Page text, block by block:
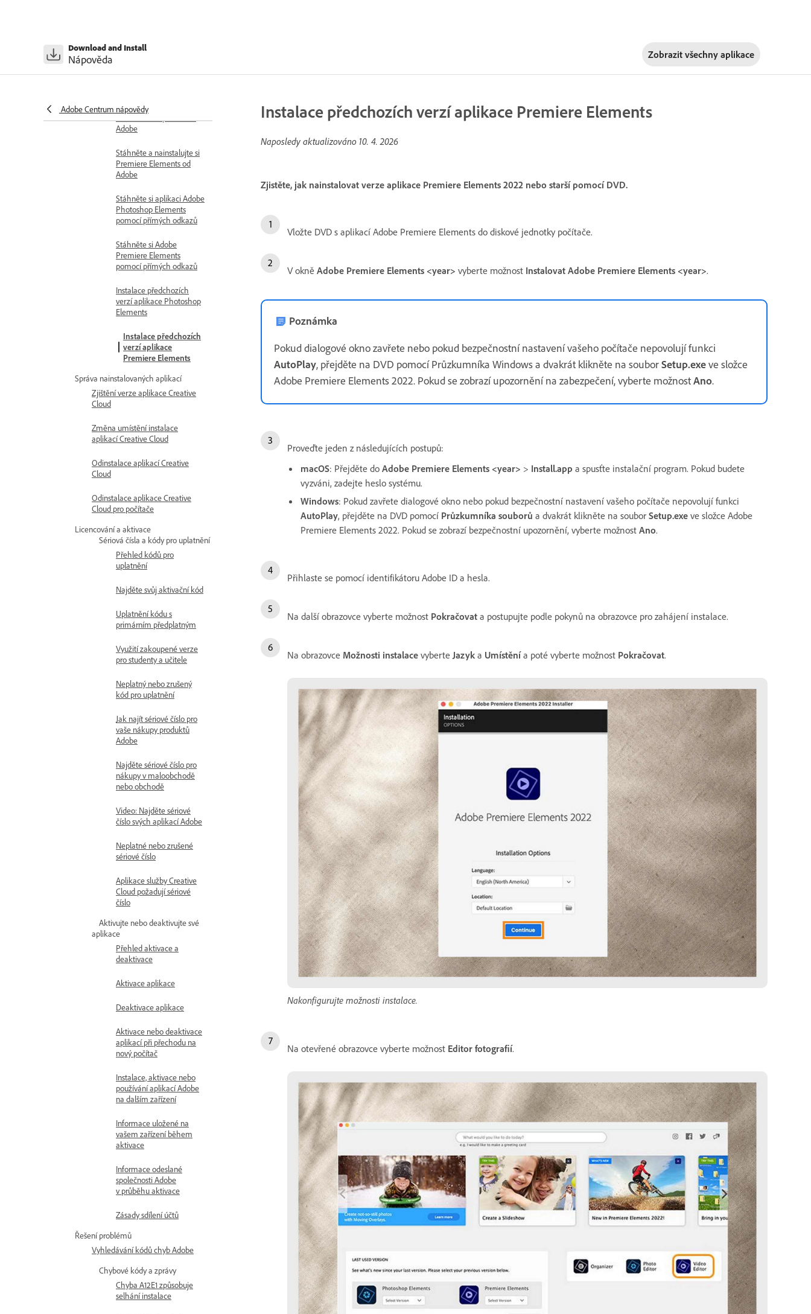
Download and Install
Nápověda Zobrazit všechny aplikace
Adobe Centrum nápovědy
Stáhněte si aplikace Elements
aplikaci Photoshop
Elements od společnosti
Adobe
Stáhněte a nainstalujte si
Premiere Elements od
Adobe
Stáhněte si aplikaci Adobe
Photoshop Elements
pomocí přímých odkazů
Stáhněte si Adobe
Premiere Elements
pomocí přímých odkazů
Instalace předchozích
verzí aplikace Photoshop
Elements
Instalace předchozích
verzí aplikace
Premiere Elements
Správa nainstalovaných aplikací
Zjištění verze aplikace Creative
Cloud
Změna umístění instalace
aplikací Creative Cloud
Odinstalace aplikací Creative
Cloud
Odinstalace aplikace Creative
Cloud pro počítače
Licencování a aktivace
Sériová čísla a kódy pro uplatnění
Přehled kódů pro
uplatnění
Najděte svůj aktivační kód
Uplatnění kódu s
primárním předplatným
Využití zakoupené verze
pro studenty a učitele
Neplatný nebo zrušený
kód pro uplatnění
Jak najít sériové číslo pro
vaše nákupy produktů
Adobe
Najděte sériové číslo pro
nákupy v maloobchodě
nebo obchodě
Video: Najděte sériové
číslo svých aplikací Adobe
Neplatné nebo zrušené
sériové číslo
Aplikace služby Creative
Cloud požadují sériové
číslo
Aktivujte nebo deaktivujte své
aplikace
Přehled aktivace a
deaktivace
Aktivace aplikace
Deaktivace aplikace
Aktivace nebo deaktivace
aplikací při přechodu na
nový počítač
Instalace, aktivace nebo
používání aplikací Adobe
na dalším zařízení
Informace uložené na
vašem zařízení během
aktivace
Informace odeslané
společnosti Adobe
v průběhu aktivace
Zásady sdílení účtů
Řešení problémů
Vyhledávání kódů chyb Adobe
Chybové kódy a zprávy
Chyba A12E1 způsobuje
selhání instalace
Instalace předchozích verzí aplikace Premiere Elements
Naposledy aktualizováno 10. 4. 2026
Zjistěte, jak nainstalovat verze aplikace Premiere Elements 2022 nebo starší pomocí DVD.
Vložte DVD s aplikací Adobe Premiere Elements do diskové jednotky počítače.
V okně Adobe Premiere Elements <year> vyberte možnost Instalovat Adobe Premiere Elements <year>.
Poznámka
Pokud dialogové okno zavřete nebo pokud bezpečnostní nastavení vašeho počítače nepovolují funkci
AutoPlay, přejděte na DVD pomocí Průzkumníka Windows a dvakrát klikněte na souborSetup.exeve složce
Adobe Premiere Elements 2022. Pokud se zobrazí upozornění na zabezpečení, vyberte možnostAno.
Proveďte jeden z následujících postupů:
macOS: Přejděte do Adobe Premiere Elements <year> > Install.app a spusťte instalační program. Pokud budete
vyzváni, zadejte heslo systému.
Windows: Pokud zavřete dialogové okno nebo pokud bezpečnostní nastavení vašeho počítače nepovolují funkci
AutoPlay, přejděte na DVD pomocí Průzkumníka souborů a dvakrát klikněte na soubor Setup.exe ve složce Adobe
Premiere Elements 2022. Pokud se zobrazí bezpečnostní upozornění, vyberte možnost Ano.
Přihlaste se pomocí identifikátoru Adobe ID a hesla.
Na další obrazovce vyberte možnost Pokračovat a postupujte podle pokynů na obrazovce pro zahájení instalace.
Na obrazovce Možnosti instalace vyberte Jazyk a Umístěnía poté vyberte možnost Pokračovat.
Nakonfigurujte možnosti instalace.
Na otevřené obrazovce vyberte možnost Editor fotografií.